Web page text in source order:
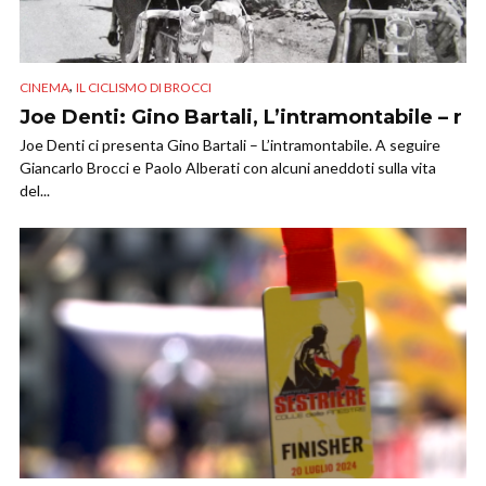
CINEMA, IL CICLISMO DI BROCCI
Joe Denti: Gino Bartali, L’intramontabile – r
Joe Denti ci presenta Gino Bartali – L’intramontabile. A seguire
Giancarlo Brocci e Paolo Alberati con alcuni aneddoti sulla vita
del...